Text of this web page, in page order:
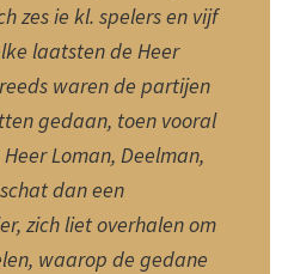
zes ie kl. spelers en vijf
laatsten de Heer
waren de partijen
gedaan, toen vooral
Loman, Deelman,
dan een
zich liet overhalen om
waarop de gedane